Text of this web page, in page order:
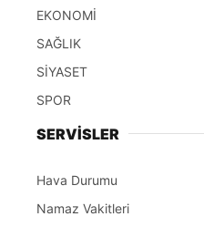
EKONOMİ
SAĞLIK
SİYASET
SPOR
SERVİSLER
Hava Durumu
Namaz Vakitleri